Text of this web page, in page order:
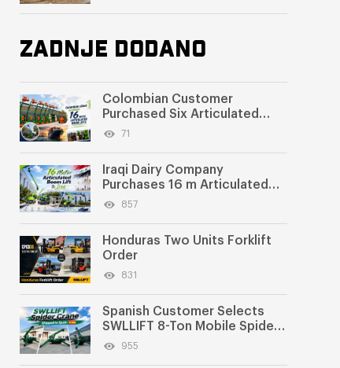
ZADNJE DODANO
Colombian Customer
Purchased Six Articulated
Boom Lifts from SWLLIFT
71
Iraqi Dairy Company
Purchases 16 m Articulated
Boom Lift
857
Honduras Two Units Forklift
Order
831
Spanish Customer Selects
SWLLIFT 8-Ton Mobile Spider
Crane
955